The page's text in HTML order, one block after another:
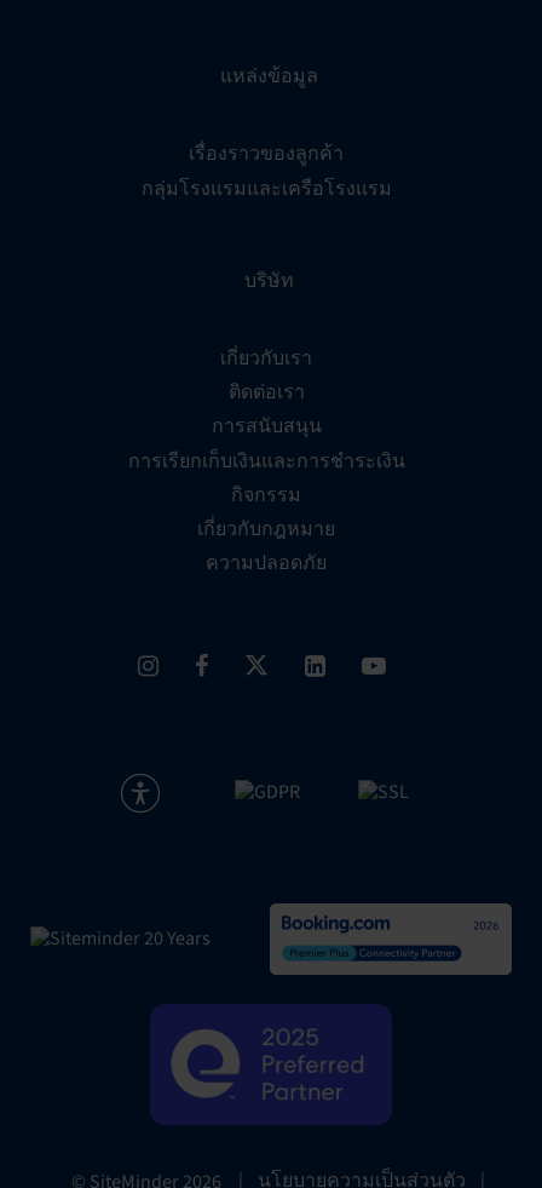
แหล่งข้อมูล
เรื่องราวของลูกค้า
กลุ่มโรงแรมและเครือโรงแรม
บริษัท
เกี่ยวกับเรา
ติดต่อเรา
การสนับสนุน
การเรียกเก็บเงินและการชำระเงิน
กิจกรรม
เกี่ยวกับกฎหมาย
ความปลอดภัย
© SiteMinder2026 | นโยบายความเป็นส่วนตัว |